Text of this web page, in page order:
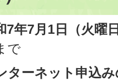
7年7月1日（火曜
で
ターネット申込